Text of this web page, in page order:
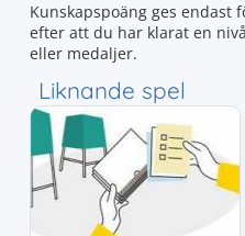
Kunskapspoäng ges
efter att du har klarat en
eller medaljer.
Liknande spel